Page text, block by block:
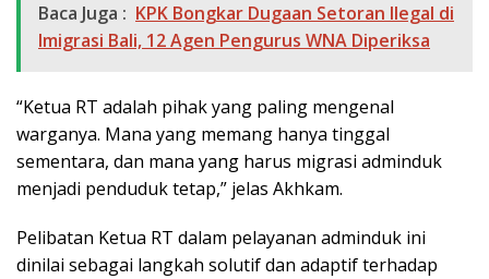
Baca Juga : KPK Bongkar Dugaan Setoran Ilegal di
Imigrasi Bali, 12 Agen Pengurus WNA Diperiksa
“Ketua RT adalah pihak yang paling mengenal
warganya. Mana yang memang hanya tinggal
sementara, dan mana yang harus migrasi adminduk
menjadi penduduk tetap,” jelas Akhkam.
Pelibatan Ketua RT dalam pelayanan adminduk ini
dinilai sebagai langkah solutif dan adaptif terhadap